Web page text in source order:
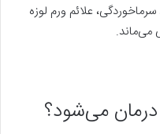
علائم ورم لوزه
می‌ماند.
درمان می‌شود؟